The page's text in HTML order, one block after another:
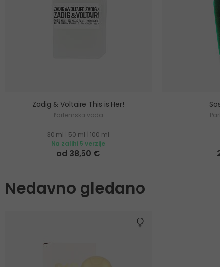
Zadig & Voltaire This is Her!
Parfemska voda
30 ml 50 ml
100 ml
Na zalihi 5 verzije
od 38,50 €
Nedavno gledano